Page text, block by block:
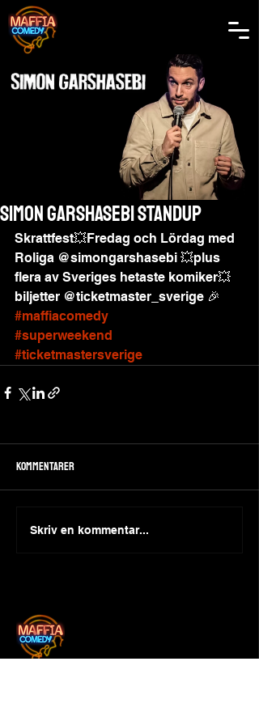
Simon Garshasebi Standup
Skrattfest💥Fredag och Lördag med
Roliga @simongarshasebi 💥plus
flera av Sveriges hetaste komiker💥
biljetter @ticketmaster_sverige 🎉
#maffiacomedy
#superweekend
#ticketmastersverige
Kommentarer
Skriv en kommentar...